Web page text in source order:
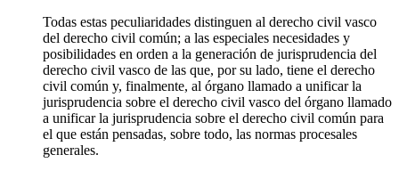
Todas estas peculiaridades distinguen al derecho civil vasco
del derecho civil común; a las especiales necesidades y
posibilidades en orden a la generación de jurisprudencia del
derecho civil vasco de las que, por su lado, tiene el derecho
civil común y, finalmente, al órgano llamado a unificar la
jurisprudencia sobre el derecho civil vasco del órgano llamado
a unificar la jurisprudencia sobre el derecho civil común para
el que están pensadas, sobre todo, las normas procesales
generales.